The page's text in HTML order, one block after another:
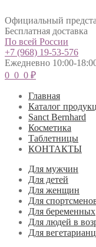
Официальный
Бесплатная доставка
По всей России
+7 (968) 19-53-576
Ежедневно 10:00-
0 0 0 ₽
Главная
Каталог
Sanct Bernhard
Косметика
Таблетницы
КОНТАКТЫ
Для мужчин
Для детей
Для женщин
Для
Для беременных
Для людей в
Для